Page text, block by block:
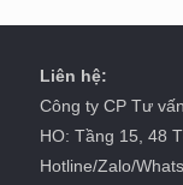
Liên hệ:
Công ty CP Tư
HO: Tầng 15, 48
Hotline/Zalo/